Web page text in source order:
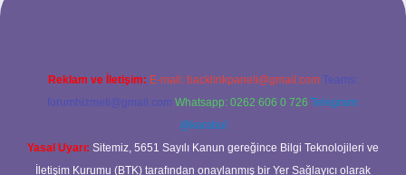
Reklam ve İletişim: E-mail: backlinkpaneli@gmail.com Teams:
forumhizmeti@gmail.com Whatsapp: 0262 606 0 726 Telegram:
@karabul
Yasal Uyarı: Sitemiz, 5651 Sayılı Kanun gereğince Bilgi Teknolojileri ve
İletişim Kurumu (BTK) tarafından onaylanmış bir Yer Sağlayıcı olarak